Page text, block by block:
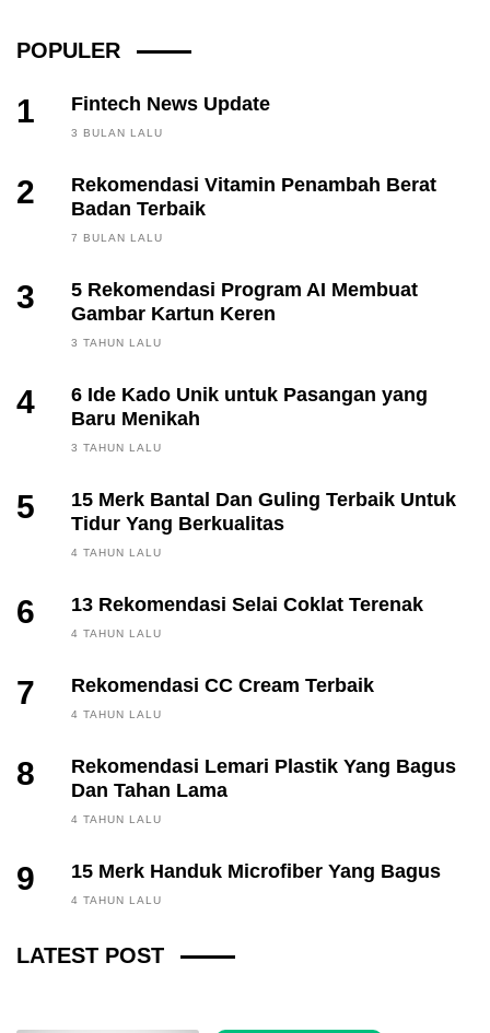
tentunya...
POPULER
1 Fintech News Update
3 BULAN LALU
2
Rekomendasi Vitamin Penambah Berat
Badan Terbaik
7 BULAN LALU
3
5 Rekomendasi Program AI Membuat
Gambar Kartun Keren
3 TAHUN LALU
4
6 Ide Kado Unik untuk Pasangan yang
Baru Menikah
3 TAHUN LALU
5
15 Merk Bantal Dan Guling Terbaik Untuk
Tidur Yang Berkualitas
4 TAHUN LALU
6 13 Rekomendasi Selai Coklat Terenak
4 TAHUN LALU
7 Rekomendasi CC Cream Terbaik
4 TAHUN LALU
8
Rekomendasi Lemari Plastik Yang Bagus
Dan Tahan Lama
4 TAHUN LALU
9 15 Merk Handuk Microfiber Yang Bagus
4 TAHUN LALU
LATEST POST
FINANCE, INVESTING
3 BULAN LALU